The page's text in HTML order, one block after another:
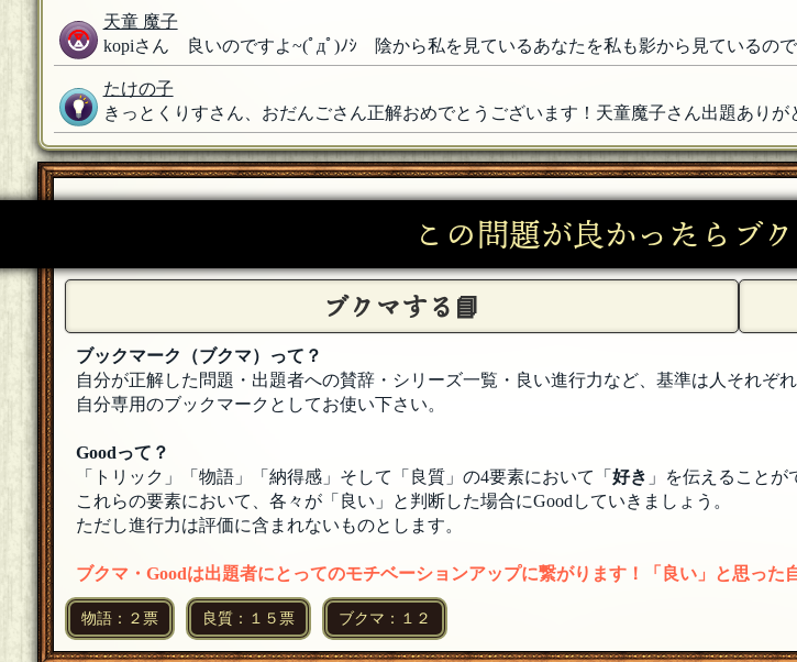
天童 魔子
kopiさん 良いのですよ~(ﾟдﾟ)ﾉｼ 陰から私を見ているあなたを私も影から見ているの
たけの子
きっとくりすさん、おだんごさん正解おめでとうございます！天童魔子さん出題ありが
kopi
参加出来ず！申し訳ない！魔子さん有難う御座いました！これからも陰ながら応援して
お疲れ様でした！とても楽しい時間を過ごさせてもらいました！[19年06月16日 22:47]
出題ありがとうございました。そして、BSお疲れさまでした。楽しかったです。これか
きっとくりす
出題ありがとうございました！猿の惑星好きです。おだんごさんがあちこちで食べられ
出題ありがとうございました！無茶ぶりをテキパキ捌いていかれる様子もすごかったで
天童 魔子
Hugoさん きっとくりすさん おだんごさん FAおめでとうございます 皆様ご参加あ
(今日ちょっと良質の分類が増えていたので過去問を遡ぼっていたらえらい目に遭った
ったのです(ﾟдﾟ`)) [19年06月16日 22:46]
のみくた
出題ありがとうございました！ウミガメのスープの裏に宇宙という要素が巧みに隠さ
てます！[19年06月16日 22:46]
この問題が良かったらブ
ブクマする📘
ブックマーク（ブクマ）って？
自分が正解した問題・出題者への賛辞・シリーズ一覧・良い進行力など、基準は人それぞれ
自分専用のブックマークとしてお使い下さい。
Goodって？
「トリック」「物語」「納得感」そして「良質」の4要素において「 好き 」を伝えることが
これらの要素において、各々が「良い」と判断した場合にGoodしていきましょう。
ただし進行力は評価に含まれないものとします。
ブクマ・Goodは出題者にとってのモチベーションアップに繋がります！「良い」と思った
物語：２票 良質：１５票 ブクマ：１２